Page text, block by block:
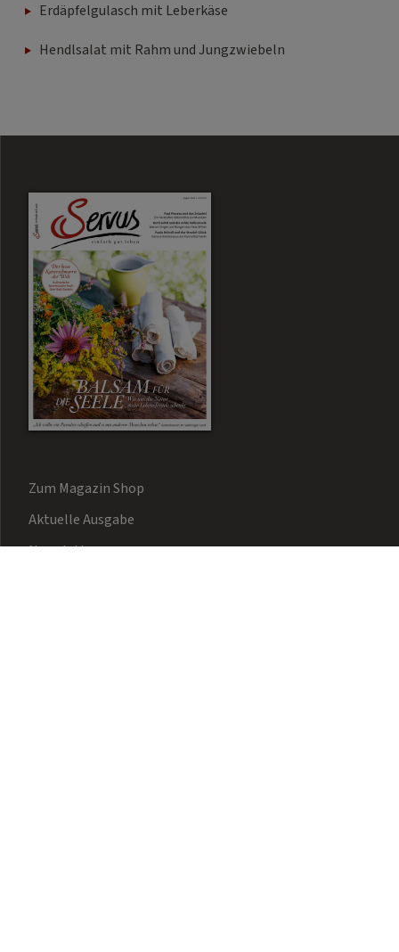
Erdäpfelgulasch mit Leberkäse
Hendlsalat mit Rahm und Jungzwiebeln
Zum Magazin Shop
Aktuelle Ausgabe
Newsletter